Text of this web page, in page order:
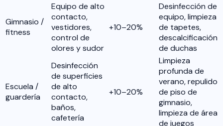
Gimnasio /
fitness
Equipo de alto
contacto,
vestidores,
control de
olores y sudor
+10–20%
Desinfección de
equipo, limpieza
de tapetes,
descalcificación
de duchas
Escuela /
guardería
Desinfección
de superficies
de alto
contacto,
baños,
cafetería
+10–20%
Limpieza
profunda de
verano, repulido
de piso de
gimnasio,
limpieza de área
de juegos